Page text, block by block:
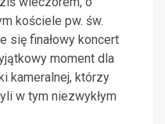
kościele pw. św.
się finałowy koncert
moment dla
kameralnej, którzy
w tym niezwykłym